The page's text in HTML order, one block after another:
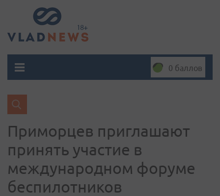
0 баллов
Приморцев приглашают
принять участие в
международном форуме
беспилотников